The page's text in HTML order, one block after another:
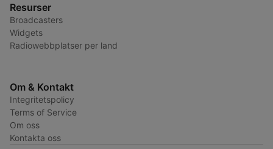
Resurser
Broadcasters
Widgets
Radiowebbplatser per land
Om & Kontakt
Integritetspolicy
Terms of Service
Om oss
Kontakta oss